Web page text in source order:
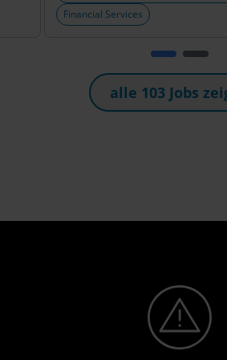
Financial Services
alle 103 Jobs